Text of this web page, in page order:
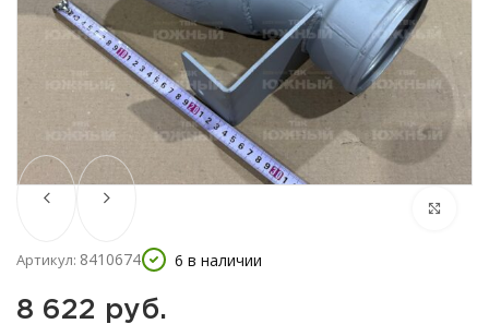
Артикул: 8410674 6 в наличии
8 622 руб.